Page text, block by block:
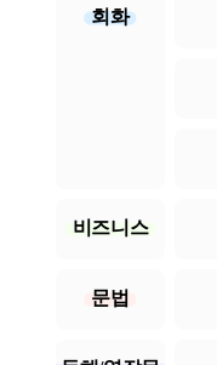
회화
비즈니스
문법